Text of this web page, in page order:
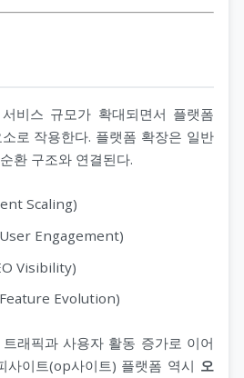
비스 규모가 확대되면서 플랫폼
로 작용한다. 플랫폼 확장은 일반
환 구조와 연결된다.
Scaling)
Engagement)
Visibility)
Evolution)
래픽과 사용자 활동 증가로 이어
사이트(op사이트) 플랫폼 역시 오